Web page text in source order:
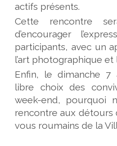
actifs présents.
Cette rencontre
d’encourager
participants, avec un
l’art photographique et
Enfin, le dimanche 7
libre choix des
week-end, pourquoi
rencontre aux détours
vous roumains de la